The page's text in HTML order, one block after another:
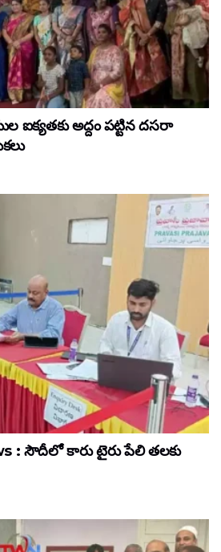
అద్దం పట్టిన దసరా
: సౌదీలో కారు టైరు పేలి తలకు